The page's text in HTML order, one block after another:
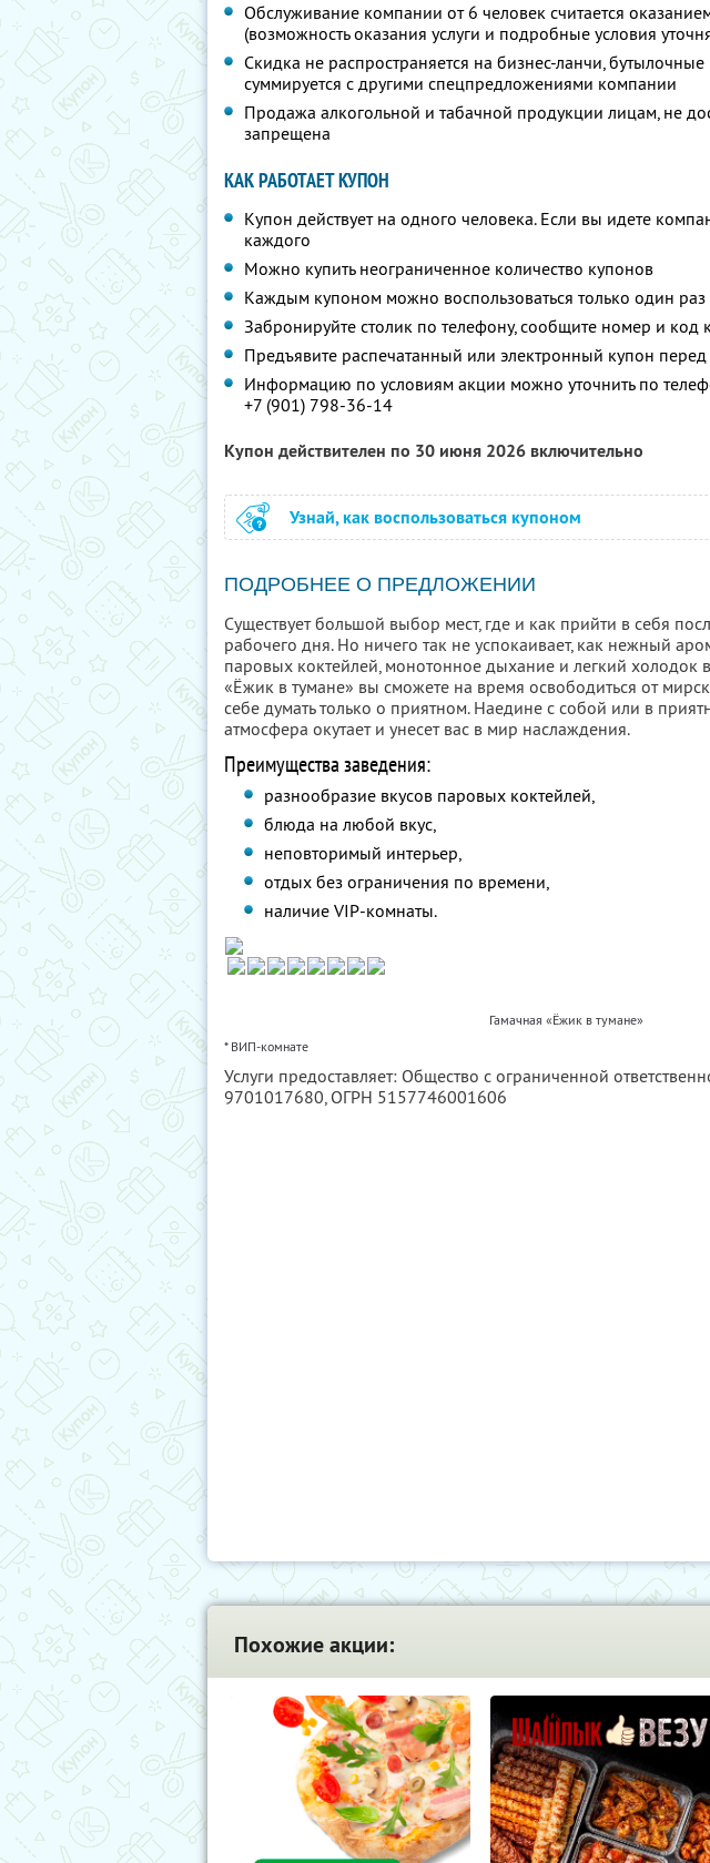
Обслуживание компании от 6 человек считается
(возможность оказания услуги и подробные условия
Скидка не распространяется на бизнес-ланчи,
суммируется с другими спецпредложениями компании
Продажа алкогольной и табачной продукции лицам, не
запрещена
КАК РАБОТАЕТ КУПОН
Купон действует на одного человека. Если вы идете
каждого
Можно купить неограниченное количество купонов
Каждым купоном можно воспользоваться только один раз
Забронируйте столик по телефону, сообщите номер и код
Предъявите распечатанный или электронный купон перед
Информацию по условиям акции можно уточнить по
+7 (901) 798-36-14
Купон действителен по 30 июня 2026 включительно
Узнай, как воспользоваться купоном
ПОДРОБНЕЕ О ПРЕДЛОЖЕНИИ
Существует большой выбор мест, где и как прийти в себя
рабочего дня. Но ничего так не успокаивает, как нежный
паровых коктейлей, монотонное дыхание и легкий холодок
«Ёжик в тумане» вы сможете на время освободиться от
себе думать только о приятном. Наедине с собой или в
атмосфера окутает и унесет вас в мир наслаждения.
Преимущества заведения:
разнообразие вкусов паровых коктейлей,
блюда на любой вкус,
неповторимый интерьер,
отдых без ограничения по времени,
наличие VIP-комнаты.
Гамачная «Ёжик в тумане»
* ВИП-комнате
Услуги предоставляет: Общество с ограниченной
9701017680, ОГРН 5157746001606
Похожие акции: